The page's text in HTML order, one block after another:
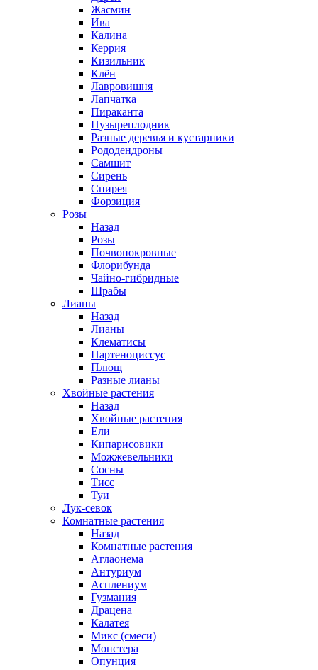
Жасмин
Ива
Калина
Керрия
Кизильник
Клён
Лавровишня
Лапчатка
Пираканта
Пузыреплодник
Разные деревья и кустарники
Рододендроны
Самшит
Сирень
Спирея
Форзиция
Розы
Назад
Розы
Почвопокровные
Флорибунда
Чайно-гибридные
Шрабы
Лианы
Назад
Лианы
Клематисы
Партеноциссус
Плющ
Разные лианы
Хвойные растения
Назад
Хвойные растения
Ели
Кипарисовики
Можжевельники
Сосны
Тисс
Туи
Лук-севок
Комнатные растения
Назад
Комнатные растения
Аглаонема
Антуриум
Асплениум
Гузмания
Драцена
Калатея
Микс (смеси)
Монстера
Опунция